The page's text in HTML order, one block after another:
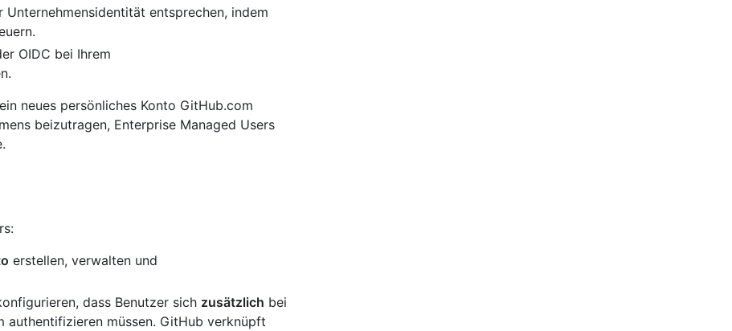
entsprechen, indem
OIDC bei Ihrem
neues persönliches Konto GitHub.com
beizutragen, Enterprise Managed Users
erstellen, verwalten und
dass Benutzer sich zusätzlich bei
authentifizieren müssen. GitHub verknüpft